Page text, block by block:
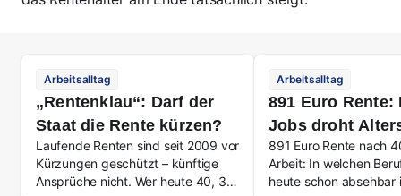
Arbeitsalltag
„Rentenklau“: Darf der
Staat die Rente kürzen?
Laufende Renten sind seit 2009 vor
Kürzungen geschützt – künftige
Ansprüche nicht. Wer heute 40, 30
Arbeitsalltag
891 Euro Rente:
Jobs droht
891 Euro Rente nach
Arbeit: In welchen
heute schon absehbar